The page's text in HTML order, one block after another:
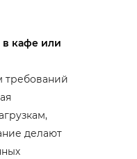
в кафе или
требований
делают